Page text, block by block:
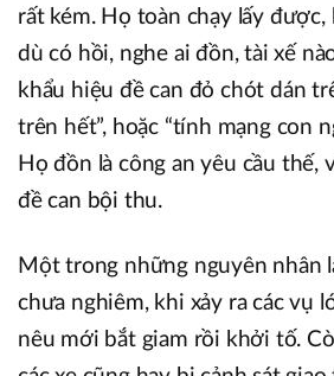
rất kém. Họ toàn chạy lấy được,
dù có hồi, nghe ai đồn, tài xế
khẩu hiệu đề can đỏ chót dán
trên hết”, hoặc “tính mạng con
Họ đồn là công an yêu cầu thế,
đề can bội thu.
Một trong những nguyên nhân
chưa nghiêm, khi xảy ra các vụ
nêu mới bắt giam rồi khởi tố.